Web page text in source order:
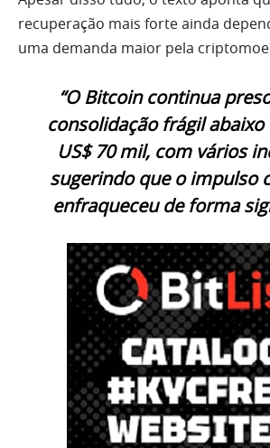
recuperação mais forte ainda
uma demanda maior pela
“O Bitcoin continua
consolidação frágil abaixo
US$ 70 mil, com vários
sugerindo que o impulso
enfraqueceu de forma